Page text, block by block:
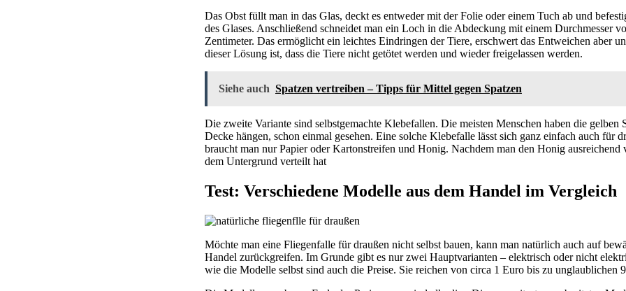
Das Obst füllt man in das Glas, deckt es entweder mit der Folie oder einem Tuch ab und
des Glases. Anschließend schneidet man ein Loch in die Abdeckung mit einem Durchmesser
Zentimeter. Das ermöglicht ein leichtes Eindringen der Tiere, erschwert das Entweichen aber
dieser Lösung ist, dass die Tiere nicht getötet werden und wieder freigelassen werden.
Siehe auch Spatzen vertreiben – Tipps für Mittel gegen Spatzen
Die zweite Variante sind selbstgemachte Klebefallen. Die meisten Menschen haben die gelben
Decke hängen, schon einmal gesehen. Eine solche Klebefalle lässt sich ganz einfach auch für
braucht man nur Papier oder Kartonstreifen und Honig. Nachdem man den Honig
dem Untergrund verteilt hat
Test: Verschiedene Modelle aus dem Handel im Vergleich
Möchte man eine Fliegenfalle für draußen nicht selbst bauen, kann man natürlich auch auf
Handel zurückgreifen. Im Grunde gibt es nur zwei Hauptvarianten – elektrisch oder nicht
wie die Modelle selbst sind auch die Preise. Sie reichen von circa 1 Euro bis zu unglaublichen